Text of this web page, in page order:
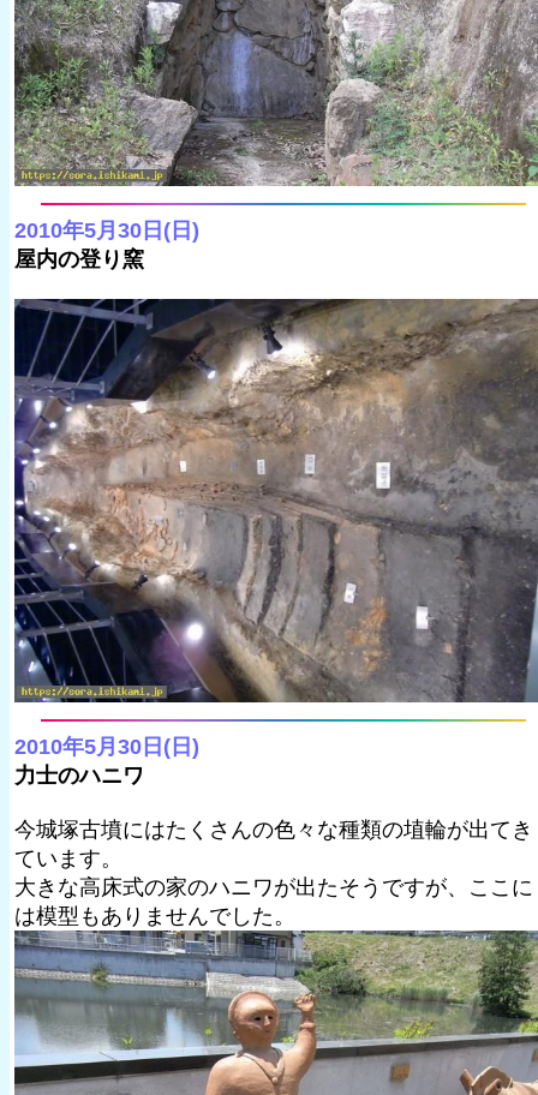
2010年5月30日(日)
屋内の登り窯
2010年5月30日(日)
力士のハニワ
今城塚古墳にはたくさんの色々な種類の埴輪が出てき
ています。
大きな高床式の家のハニワが出たそうですが、ここに
は模型もありませんでした。